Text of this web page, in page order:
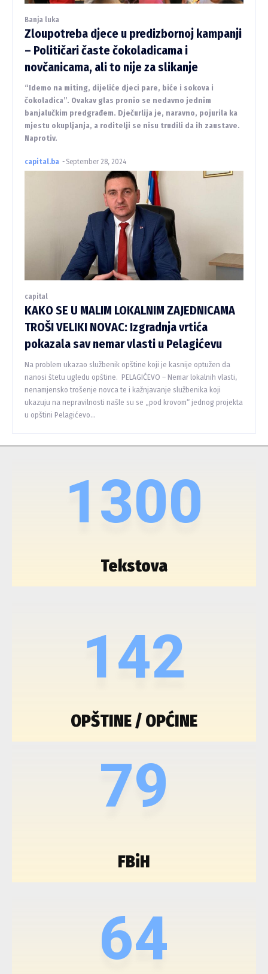
Banja luka
Zloupotreba djece u predizbornoj kampanji
– Političari časte čokoladicama i
novčanicama, ali to nije za slikanje
“Idemo na miting, dijeliće djeci pare, biće i sokova i
čokoladica”. Ovakav glas pronio se nedavno jednim
banjalučkim predgrađem. Dječurlija je, naravno, pojurila ka
mjestu okupljanja, a roditelji se nisu trudili da ih zaustave.
Naprotiv.
capital.ba - September 28, 2024
capital
KAKO SE U MALIM LOKALNIM ZAJEDNICAMA
TROŠI VELIKI NOVAC: Izgradnja vrtića
pokazala sav nemar vlasti u Pelagićevu
Na problem ukazao službenik opštine koji je kasnije optužen da
nanosi štetu ugledu opštine. PELAGIĆEVO – Nemar lokalnih vlasti,
nenamjensko trošenje novca te i kažnjavanje službenika koji
ukazuju na nepravilnosti našle su se „pod krovom“ jednog projekta
u opštini Pelagićevo...
1300
Tekstova
142
OPŠTINE / OPĆINE
79
FBiH
64